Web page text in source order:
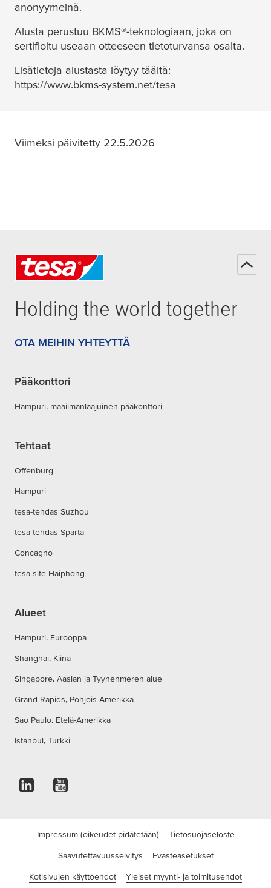
anonyymeinä.
Alusta perustuu BKMS®-teknologiaan, joka on
sertifioitu useaan otteeseen tietoturvansa osalta.
Lisätietoja alustasta löytyy täältä:
https://www.bkms-system.net/tesa
Viimeksi päivitetty 22.5.2026
Holding the world together
OTA MEIHIN YHTEYTTÄ
Pääkonttori
Hampuri, maailmanlaajuinen pääkonttori
Tehtaat
Offenburg
Hampuri
tesa-tehdas Suzhou
tesa-tehdas Sparta
Concagno
tesa site Haiphong
Alueet
Hampuri, Eurooppa
Shanghai, Kiina
Singapore, Aasian ja Tyynenmeren alue
Grand Rapids, Pohjois-Amerikka
Sao Paulo, Etelä-Amerikka
Istanbul, Turkki
Impressum (oikeudet pidätetään) Tietosuojaseloste
Saavutettavuusselvitys Evästeasetukset
Kotisivujen käyttöehdot Yleiset myynti- ja toimitusehdot